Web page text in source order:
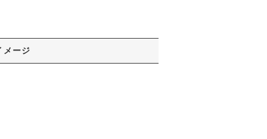
メージ